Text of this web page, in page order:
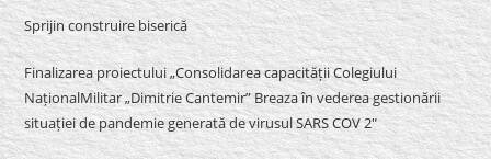
Sprijin construire biserică
Finalizarea proiectului „Consolidarea capacității Colegiului
NaționalMilitar „Dimitrie Cantemir” Breaza în vederea gestionării
situației de pandemie generată de virusul SARS COV 2″